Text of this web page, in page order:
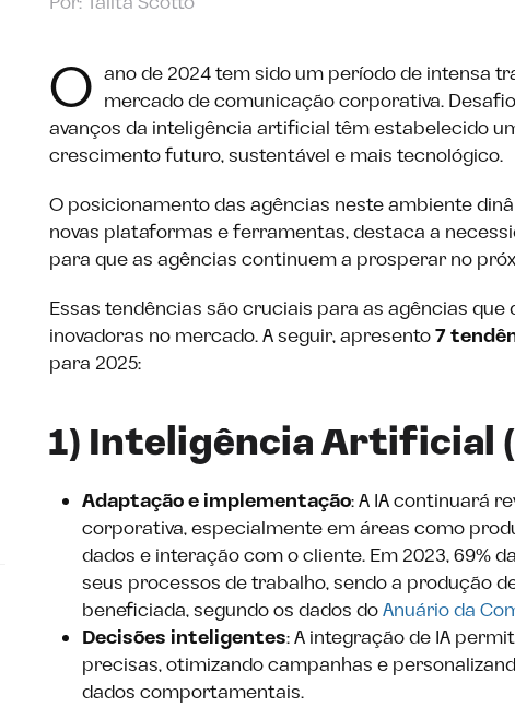
O ano de 2024 tem sido um período de intensa
mercado de comunicação corporativa.
avanços da inteligência artificial têm estabelecido
crescimento futuro, sustentável e mais tecnológico.
O posicionamento das agências neste ambiente
novas plataformas e ferramentas, destaca a
para que as agências continuem a prosperar no
Essas tendências são cruciais para as agências
inovadoras no mercado. A seguir, apresento7
para 2025:
1) Inteligência Artificial
Adaptação e implementação: A IA continuará
corporativa, especialmente em áreas como
dados e interação com o cliente. Em 2023, 69%
seus processos de trabalho, sendo a produção
beneficiada, segundo os dados doAnuário da
Decisões inteligentes: A integração de IA
precisas, otimizando campanhas e
dados comportamentais.